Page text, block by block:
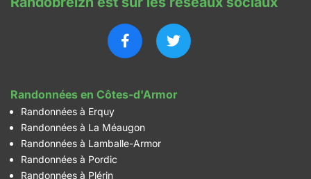
Randonnées en Côtes-d'Armor
Randonnées à Erquy
Randonnées à La Méaugon
Randonnées à Lamballe-Armor
Randonnées à Pordic
Randonnées à Plérin